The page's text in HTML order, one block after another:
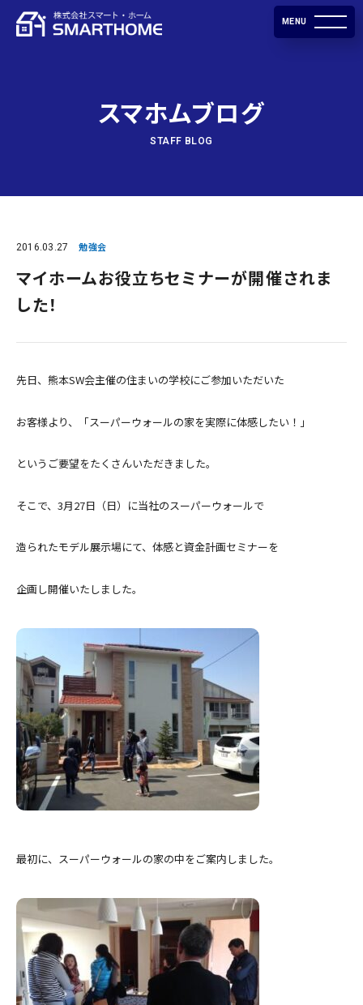
MENU
スマホムブログ
STAFF BLOG
2016.03.27 勉強会
マイホームお役立ちセミナーが開催されま
した！
先日、熊本SW会主催の住まいの学校にご参加いただいた
お客様より、「スーパーウォールの家を実際に体感したい！」
というご要望をたくさんいただきました。
そこで、3月27日（日）に当社のスーパーウォールで
造られたモデル展示場にて、体感と資金計画セミナーを
企画し開催いたしました。
最初に、スーパーウォールの家の中をご案内しました。